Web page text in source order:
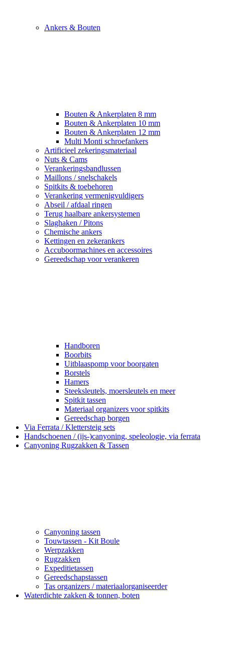
Ankers & Bouten
Bouten & Ankerplaten 8 mm
Bouten & Ankerplaten 10 mm
Bouten & Ankerplaten 12 mm
Multi Monti schroefankers
Artificieel zekeringsmateriaal
Nuts & Cams
Verankeringsbandlussen
Maillons / snelschakels
Spitkits & toebehoren
Verankering vermenigvuldigers
Abseil / afdaal ringen
Terug haalbare ankersystemen
Slaghaken / Pitons
Chemische ankers
Kettingen en zekerankers
Accuboormachines en accessoires
Gereedschap voor verankeren
Handboren
Boorbits
Uitblaaspomp voor boorgaten
Borstels
Hamers
Steeksleutels, moersleutels en meer
Spitkit tassen
Materiaal organizers voor spitkits
Gereedschap borgen
Via Ferrata / Klettersteig sets
Handschoenen / (ijs-)canyoning, speleologie, via ferrata
Canyoning Rugzakken & Tassen
Canyoning tassen
Touwtassen - Kit Boule
Werpzakken
Rugzakken
Expeditietassen
Gereedschapstassen
Tas organizers / materiaalorganiseerder
Waterdichte zakken & tonnen, boten